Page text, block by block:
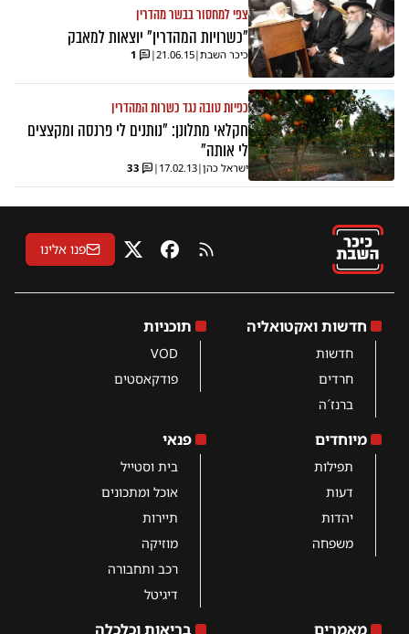
צפי למחסור בבשר מהדרין
"כשרויות המהדרין" יוצאות למאבק
כיכר השבת|
21.06.15
|
1
כפיות טובה נגד כשרות המהדרין
חקלאי מתלונן: "נותנים לי פרנסה ומקצצים
לי אותה"
ישראל כהן|
17.02.13
|
33
RSS פייסבוקX פנו אלינו
חדשות ואקטואליה
חדשות
חרדים
ברנז´ה
תוכניות
VOD
פודקאסטים
מיוחדים
תפילות
דעות
יהדות
משפחה
פנאי
בית וסטייל
אוכל ומתכונים
תיירות
מוזיקה
רכב ותחבורה
דיגיטל
מאמרים בריאות וכלכלה